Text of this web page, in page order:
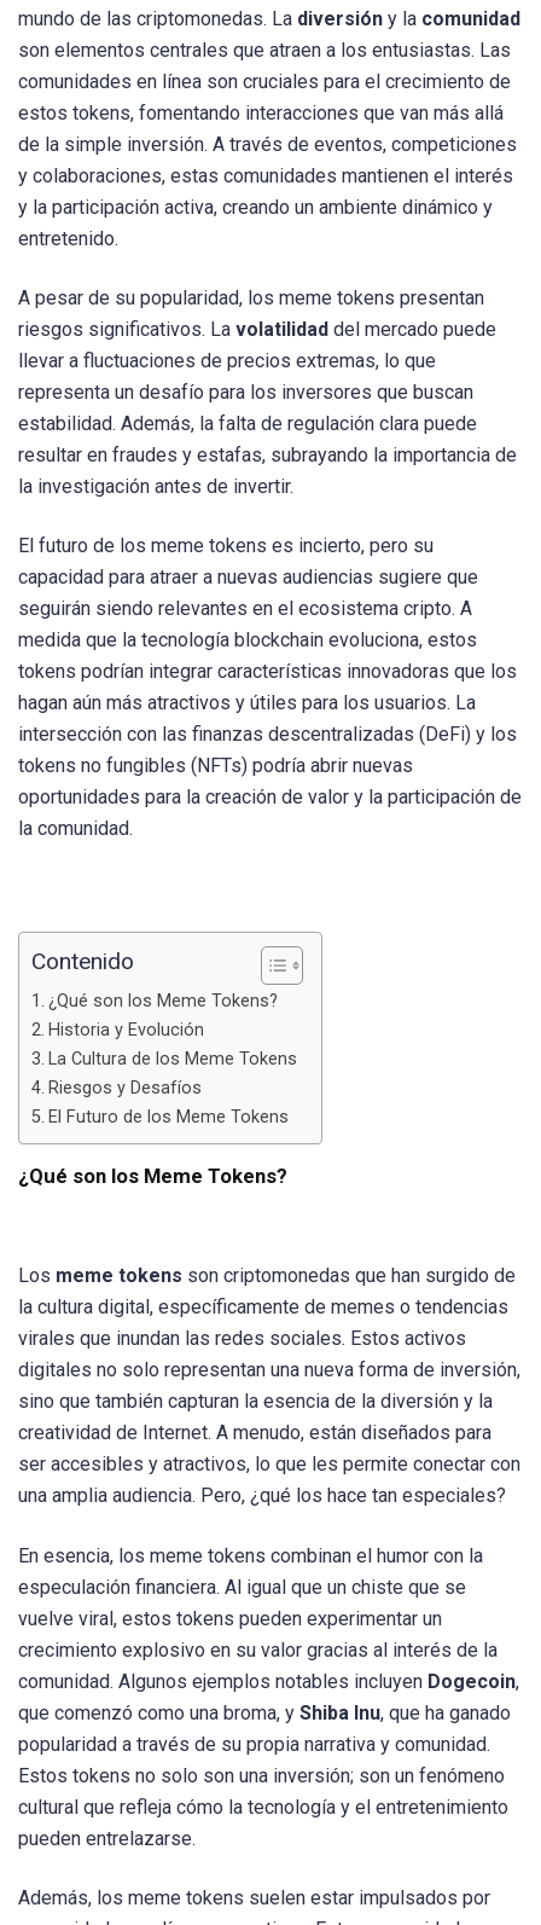
mundo de las criptomonedas. La diversión y la comunidad
son elementos centrales que atraen a los entusiastas. Las
comunidades en línea son cruciales para el crecimiento de
estos tokens, fomentando interacciones que van más allá
de la simple inversión. A través de eventos, competiciones
y colaboraciones, estas comunidades mantienen el interés
y la participación activa, creando un ambiente dinámico y
entretenido.
A pesar de su popularidad, los meme tokens presentan
riesgos significativos. La volatilidad del mercado puede
llevar a fluctuaciones de precios extremas, lo que
representa un desafío para los inversores que buscan
estabilidad. Además, la falta de regulación clara puede
resultar en fraudes y estafas, subrayando la importancia de
la investigación antes de invertir.
El futuro de los meme tokens es incierto, pero su
capacidad para atraer a nuevas audiencias sugiere que
seguirán siendo relevantes en el ecosistema cripto. A
medida que la tecnología blockchain evoluciona, estos
tokens podrían integrar características innovadoras que los
hagan aún más atractivos y útiles para los usuarios. La
intersección con las finanzas descentralizadas (DeFi) y los
tokens no fungibles (NFTs) podría abrir nuevas
oportunidades para la creación de valor y la participación de
la comunidad.
Contenido
¿Qué son los Meme Tokens?
Historia y Evolución
La Cultura de los Meme Tokens
Riesgos y Desafíos
El Futuro de los Meme Tokens
¿Qué son los Meme Tokens?
Los meme tokens son criptomonedas que han surgido de
la cultura digital, específicamente de memes o tendencias
virales que inundan las redes sociales. Estos activos
digitales no solo representan una nueva forma de inversión,
sino que también capturan la esencia de la diversión y la
creatividad de Internet. A menudo, están diseñados para
ser accesibles y atractivos, lo que les permite conectar con
una amplia audiencia. Pero, ¿qué los hace tan especiales?
En esencia, los meme tokens combinan el humor con la
especulación financiera. Al igual que un chiste que se
vuelve viral, estos tokens pueden experimentar un
crecimiento explosivo en su valor gracias al interés de la
comunidad. Algunos ejemplos notables incluyen Dogecoin,
que comenzó como una broma, y Shiba Inu, que ha ganado
popularidad a través de su propia narrativa y comunidad.
Estos tokens no solo son una inversión; son un fenómeno
cultural que refleja cómo la tecnología y el entretenimiento
pueden entrelazarse.
Además, los meme tokens suelen estar impulsados por